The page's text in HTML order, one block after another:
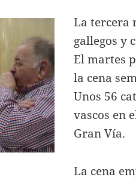
La tercera
gallegos y
El martes
la cena
Unos 56
vascos en
Gran Vía.
La cena